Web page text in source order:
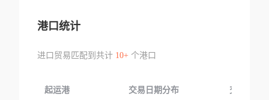
港口统计
进口贸易匹配到共计 10+个港口
起运港 交易日期分布 交易产品